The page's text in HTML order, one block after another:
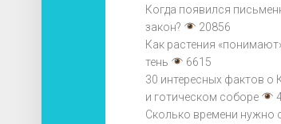
Когда появился
закон?
20856
Как растения
тень
6615
30 интересных фактов о
и готическом соборе
Сколько времени нужно